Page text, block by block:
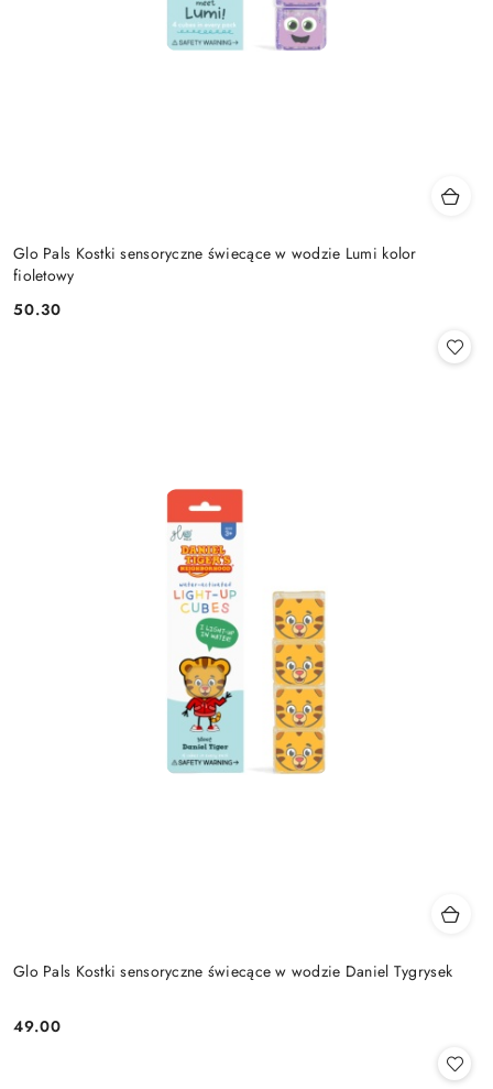
Glo Pals Kostki sensoryczne świecące w wodzie Lumi kolor
fioletowy
Cena:
50.30
Glo Pals Kostki sensoryczne świecące w wodzie Daniel Tygrysek
Cena:
49.00